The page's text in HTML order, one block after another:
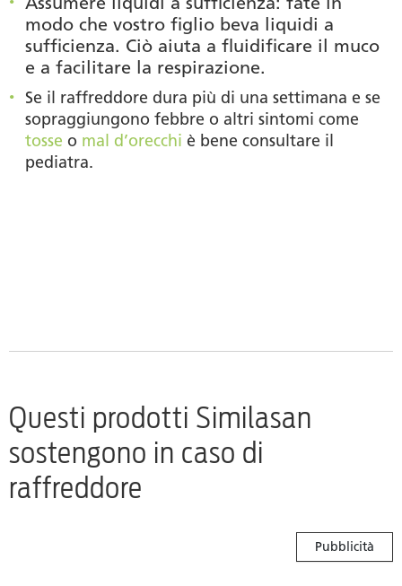
modo che vostro figlio beva liquidi a
sufficienza. Ciò aiuta a fluidificare il muco
e a facilitare la respirazione.
Se il raffreddore dura più di una settimana e se
sopraggiungono febbre o altri sintomi come
tosse o mal d’orecchi è bene consultare il
pediatra.
Questi prodotti Similasan
sostengono in caso di
raffreddore
Pubblicità